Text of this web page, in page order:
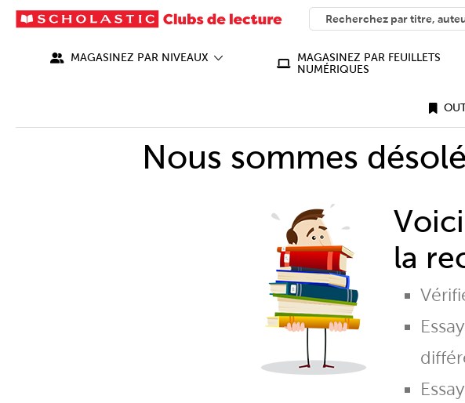
SEARCH
What can we help you find?
MAGASINEZ PAR NIVEAUX
MAGASINEZ PAR FEUILLETS
NUMÉRIQUES
Nous sommes
la